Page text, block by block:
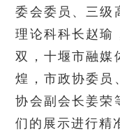
委会委员、三级
理论科科长赵瑜
双，十堰市融媒
煌，市政协委员
协会副会长姜荣
们的展示进行精